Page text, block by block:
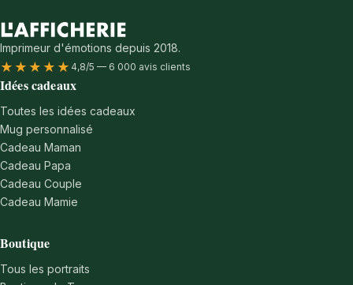
Imprimeur d'émotions depuis 2018.
★★★★★ 4,8/5 — 6 000 avis clients
Idées cadeaux
Toutes les idées cadeaux
Mug personnalisé
Cadeau Maman
Cadeau Papa
Cadeau Couple
Cadeau Mamie
Boutique
Tous les portraits